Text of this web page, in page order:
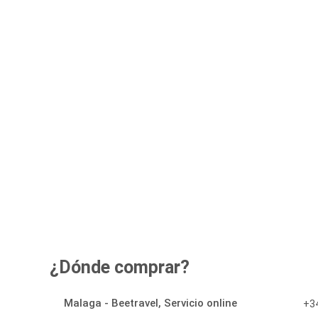
¿Dónde comprar?
Malaga - Beetravel, Servicio online